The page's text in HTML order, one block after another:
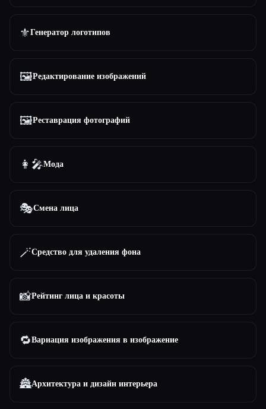
⚜️Генератор логотипов
🖼️Редактирование изображений
🖼️Реставрация фотографий
👩‍🎤Мода
🎭Смена лица
🪄Средство для удаления фона
📸Рейтинг лица и красоты
🔁Вариация изображения в изображение
🏯Архитектура и дизайн интерьера